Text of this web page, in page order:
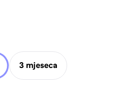
3 mjeseca